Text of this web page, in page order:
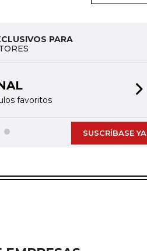
PARA
favoritos
SUSCRÍBASE YA